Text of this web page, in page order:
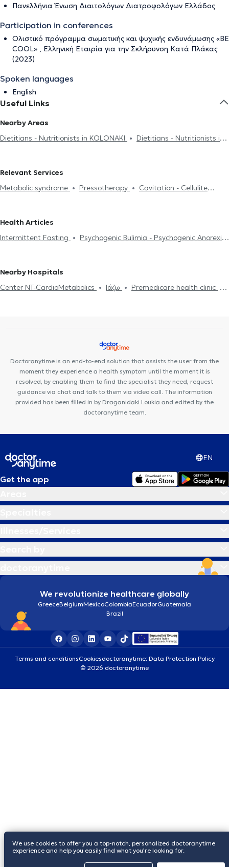
Πανελλήνια Ένωση Διαιτολόγων Διατροφολόγων Ελλάδος
Participation in conferences
Ολιστικό πρόγραμμα σωματικής και ψυχικής ενδυνάμωσης «BE
COOL» , Ελληνική Εταιρία για την Σκλήρυνση Κατά Πλάκας
(2023)
Spoken languages
English
Useful Links
Nearby Areas
Dietitians - Nutritionists in KOLONAKI
Dietitians - Nutritionists in
Dietitians - Nutritionists in AMPELOKIPOI
Nutritionists in AGIOS DIMITRIOS
Dietitians - Nutritionists in
in KATO PATISIA
Dietitians - Nutritionists in GALATSI
Dietitians -
Dietitians - Nutritionists in KOLONOS
in KESARIANI
Dietitians - Nutritionists in ZOGRAFOU
Dietitians
Relevant Services
Metabolic syndrome
Pressotherapy
Cavitation - Cellulite
loss
Diet and nutrition
athletes
Online diet Vegan diet
Ευερέθιστο έντερο
Health Articles
Intermittent Fasting
Psychogenic Bulimia - Psychogenic Anorexia
Nearby Hospitals
Center NT-CardioMetabolics
Ιάζω
Premedicare health clinic
Doctoranytime is an end-to-end solution that assists the user from the
moment they experience a health symptom until the moment it is
resolved, by enabling them to find the specialist they need, request
guidance via chat and talk to them via video call. The information
provided has been filled in by Draganidaki Loukia and edited by the
doctoranytime team.
EN
Get the app
We revolutionize healthcare globally
GreeceBelgiumMexicoColombiaEcuadorGuatemala
Brazil
Terms and conditionsCookiesdoctoranytime: Data Protection Policy
© 2026 doctoranytime
We use cookies to offer you a top-notch, personalized doctoranytime
experience and help you easily find what you’re looking for.